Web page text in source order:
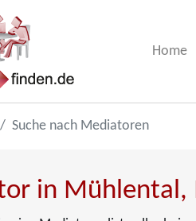
Home
Suche nach Mediatoren
in